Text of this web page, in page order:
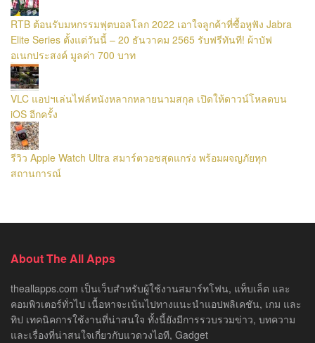
RTB ต้อนรับมหกรรมฟุตบอลโลก 2022 เอาใจลูกค้าที่ซื้อหูฟัง Jabra
Elite Series ตั้งแต่วันนี้ – 20 ธันวาคม 2565 รับฟรีทันที! ผ้าบัฟ
อเนกประสงค์ มูลค่า 700 บาท
VLC แอปฯเล่นไฟล์หนังหลากหลายนามสกุล เปิดให้ดาวน์โหลดบน
iOS อีกครั้ง
รีวิว Apple Watch Ultra สมาร์ตวอชสุดแกร่ง พร้อมผจญภัยทุก
สถานการณ์
About The All Apps
theallapps.com เป็นเว็บสำหรับผู้ใช้งานสมาร์ทโฟน, แท็บเล็ต และ
คอมพิวเตอร์ทั่วไป เนื้อหาจะเน้นไปทางแนะนำแอปพลิเคชัน, เกม และ
ทิป เทคนิคการใช้งานที่น่าสนใจ ทั้งนี้ยังมีการรวบรวมข่าว, บทความ
และเรื่องที่น่าสนใจเกี่ยวกับแวดวงไอที, Gadget